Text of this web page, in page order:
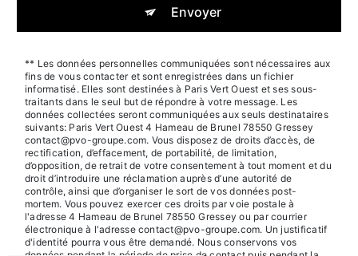
Envoyer
** Les données personnelles communiquées sont nécessaires aux
fins de vous contacter et sont enregistrées dans un fichier
informatisé. Elles sont destinées à Paris Vert Ouest et ses sous-
traitants dans le seul but de répondre à votre message. Les
données collectées seront communiquées aux seuls destinataires
suivants: Paris Vert Ouest 4 Hameau de Brunel 78550 Gressey
contact@pvo-groupe.com. Vous disposez de droits d’accès, de
rectification, d’effacement, de portabilité, de limitation,
d’opposition, de retrait de votre consentement à tout moment et du
droit d’introduire une réclamation auprès d’une autorité de
contrôle, ainsi que d’organiser le sort de vos données post-
mortem. Vous pouvez exercer ces droits par voie postale à
l'adresse 4 Hameau de Brunel 78550 Gressey ou par courrier
électronique à l'adresse contact@pvo-groupe.com. Un justificatif
d'identité pourra vous être demandé. Nous conservons vos